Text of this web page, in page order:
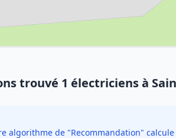
trouvé 1 électriciens à
algorithme de "Recommandation"